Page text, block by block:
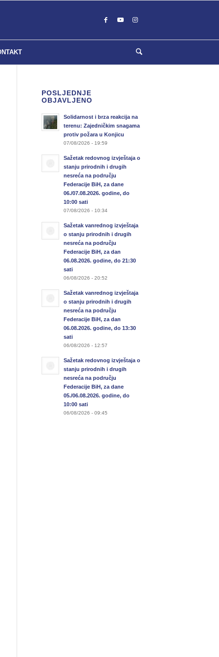
POSLJEDNJE
OBJAVLJENO
Solidarnost i brza reakcija na
terenu: Zajedničkim snagama
protiv požara u Konjicu
07/08/2026 - 19:59
Sažetak redovnog izvještaja o
stanju prirodnih i drugih
nesreća na području
Federacije BiH, za dane
06./07.08.2026. godine, do
10:00 sati
07/08/2026 - 10:34
Sažetak vanrednog izvještaja
o stanju prirodnih i drugih
nesreća na području
Federacije BiH, za dan
06.08.2026. godine, do 21:30
sati
06/08/2026 - 20:52
Sažetak vanrednog izvještaja
o stanju prirodnih i drugih
nesreća na području
Federacije BiH, za dan
06.08.2026. godine, do 13:30
sati
06/08/2026 - 12:57
Sažetak redovnog izvještaja o
stanju prirodnih i drugih
nesreća na području
Federacije BiH, za dane
05./06.08.2026. godine, do
10:00 sati
06/08/2026 - 09:45